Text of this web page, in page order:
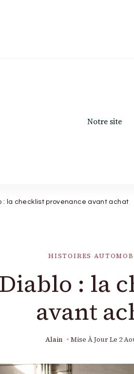
Notre site
: la checklist provenance avant achat
HISTOIRES
: la
avant
Alain Mise À Jour Le 2